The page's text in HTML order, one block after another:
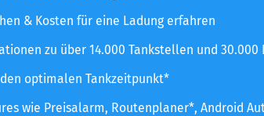
& Kosten für eine Ladung erfahren
zu über 14.000 Tankstellen und 30.000
optimalen Tankzeitpunkt*
wie Preisalarm, Routenplaner*, Android